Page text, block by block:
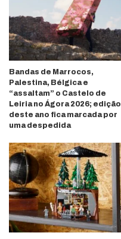
Bandas de Marrocos,
Palestina, Bélgica e
“assaltam” o Castelo de
Leiria no Ágora 2026; edição
deste ano fica marcada por
uma despedida